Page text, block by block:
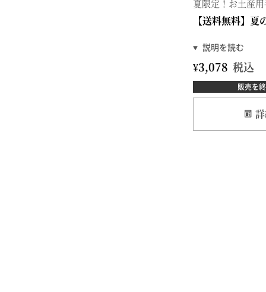
夏限定！お土産
【送料無料】
¥3,078 税込
販売を